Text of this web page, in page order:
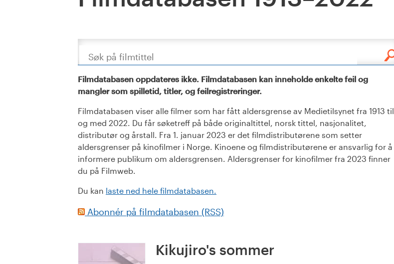
Søk
Filmdatabasen oppdateres ikke. Filmdatabasen kan inneholde enkelte feil og
mangler som spilletid, titler, og feilregistreringer.
Filmdatabasen viser alle filmer som har fått aldersgrense av Medietilsynet fra 1913 til
og med 2022. Du får søketreff på både originaltittel, norsk tittel, nasjonalitet,
distributør og årstall. Fra 1. januar 2023 er det filmdistributørene som setter
aldersgrenser på kinofilmer i Norge. Kinoene og filmdistributørene er ansvarlig for å
informere publikum om aldersgrensen. Aldersgrenser for kinofilmer fra 2023 finner
du på Filmweb.
Du kan laste ned hele filmdatabasen.
Abonnér på filmdatabasen (RSS)
Kikujiro's sommer